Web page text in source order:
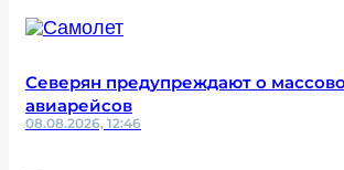
Северян предупреждают о
авиарейсов
08.08.2026, 12:46